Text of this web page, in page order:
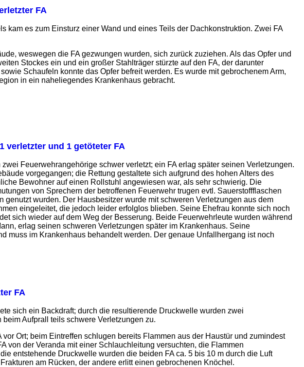
FA
kam es zum Einsturz einer Wand und eines Teils der Dachkonstruktion. Zwei FA
weswegen die FA gezwungen wurden, sich zurück zuziehen. Als das Opfer und
Stockes ein und ein großer Stahlträger stürzte auf den FA, der darunter
Schaufeln konnte das Opfer befreit werden. Es wurde mit gebrochenem Arm,
in ein naheliegendes Krankenhaus gebracht.
verletzter und 1 getöteter FA
Feuerwehrangehörige schwer verletzt; ein FA erlag später seinen Verletzungen.
vorgegangen; die Rettung gestaltete sich aufgrund des hohen Alters des
Bewohner auf einen Rollstuhl angewiesen war, als sehr schwierig. Die
von Sprechern der betroffenen Feuerwehr trugen evtl. Sauerstoffflaschen
wurden. Der Hausbesitzer wurde mit schweren Verletzungen aus dem
eingeleitet, die jedoch leider erfolglos blieben. Seine Ehefrau konnte sich noch
sich wieder auf dem Weg der Besserung. Beide Feuerwehrleute wurden während
erlag seinen schweren Verletzungen später im Krankenhaus. Seine
muss im Krankenhaus behandelt werden. Der genaue Unfallhergang ist noch
FA
sich ein Backdraft; durch die resultierende Druckwelle wurden zwei
Aufprall teils schwere Verletzungen zu.
Ort; beim Eintreffen schlugen bereits Flammen aus der Haustür und zumindest
von der Veranda mit einer Schlauchleitung versuchten, die Flammen
entstehende Druckwelle wurden die beiden FA ca. 5 bis 10 m durch die Luft
am Rücken, der andere erlitt einen gebrochenen Knöchel.